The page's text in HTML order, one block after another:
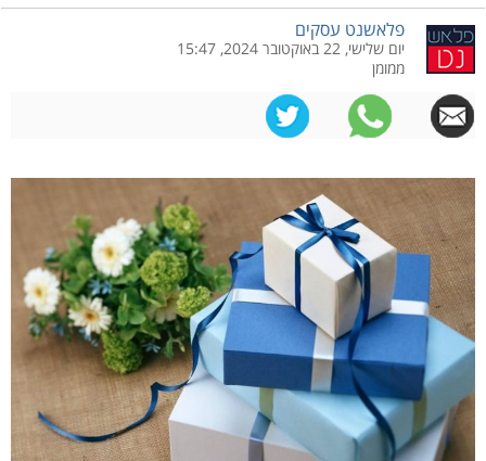
פלאשנט עסקים
יום שלישי, 22 באוקטובר 2024, 15:47
ממומן